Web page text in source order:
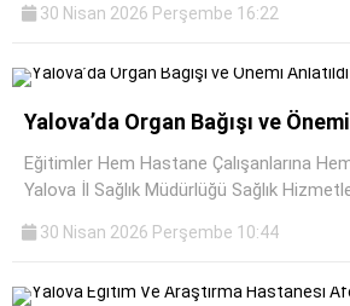
30 Nisan 2026 Perşembe 16:22
Yalova’da Organ Bağışı ve
Eğitimler Hem Hastane Çalışanlarına
Yalova İl Sağlık Müdürlüğü Sağlık
30 Nisan 2026 Perşembe 10:44